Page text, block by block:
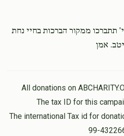
תתברכו ממקור הברכות בחיי נחת
אמן
All donations on
The tax ID for this
The international Tax id for
99-